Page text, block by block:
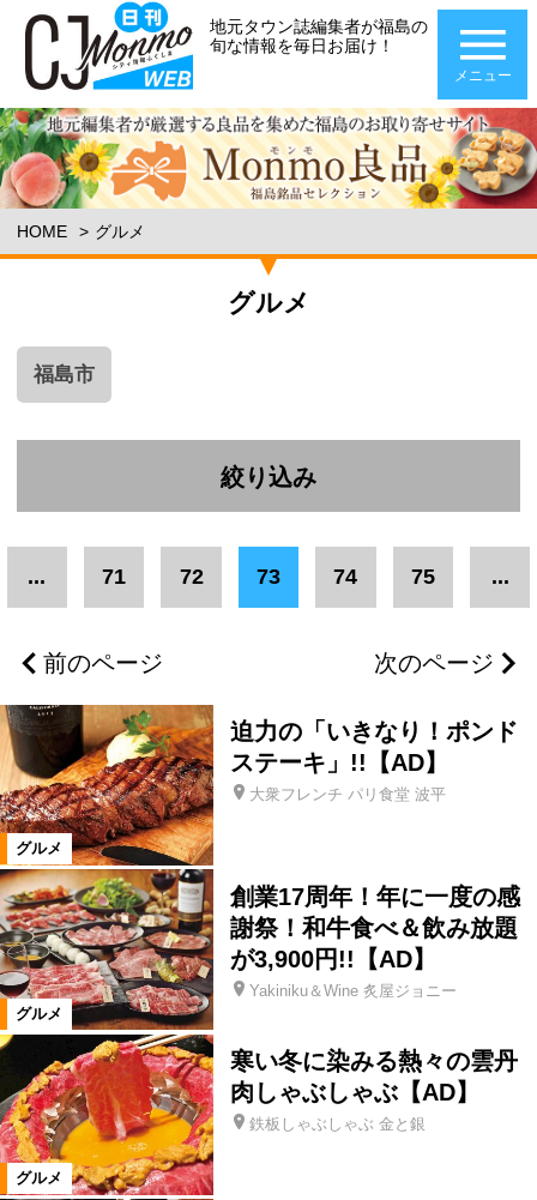
地元タウン誌編集者が福島の
旬な情報を毎日お届け！
メニュー
HOME グルメ
グルメ
福島市
絞り込み
エリア
二本松市 県北エリア 伊達市
会津若松市 南相馬市 いわき市
会津エリア
三春町 富岡町 柳津町
本宮市 楢葉町 猪苗代町
須賀川市 湯川村 会津坂下町
北塩原村 喜多方市 田村市
前のページ
... 71 72 73 74 75 ...
次のページ
グルメ
迫力の「いきなり！ポンド
ステーキ」!!【AD】
大衆フレンチ パリ食堂 波平
グルメ
創業17周年！年に一度の感
謝祭！和牛食べ＆飲み放題
が3,900円!!【AD】
Yakiniku＆Wine 炙屋ジョニー
グルメ
寒い冬に染みる熱々の雲丹
肉しゃぶしゃぶ【AD】
鉄板しゃぶしゃぶ 金と銀